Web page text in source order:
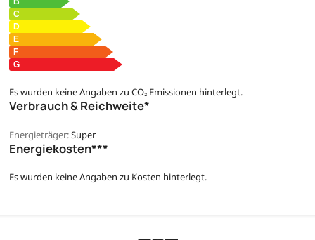
Es wurden keine Angaben zu CO₂ Emissionen hinterlegt.
Verbrauch & Reichweite*
Energieträger:Super
Energiekosten***
Es wurden keine Angaben zu Kosten hinterlegt.